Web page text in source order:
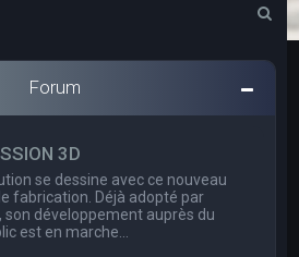
c
Forum
3D
se dessine avec ce nouveau
fabrication. Déjà adopté par
son développement auprès du
est en marche…